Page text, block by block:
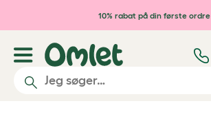
Gå til hovedindhold10% rabat på din første ordre